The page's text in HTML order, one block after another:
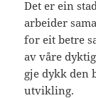
Det er ein
arbeider
for eit betre
av våre
gje dykk den
utvikling.